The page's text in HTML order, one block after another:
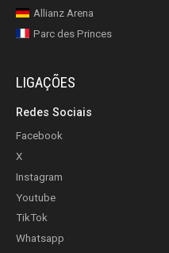
Allianz Arena
Parc des Princes
LIGAÇÕES
Redes Sociais
Facebook
X
Instagram
Youtube
TikTok
Whatsapp